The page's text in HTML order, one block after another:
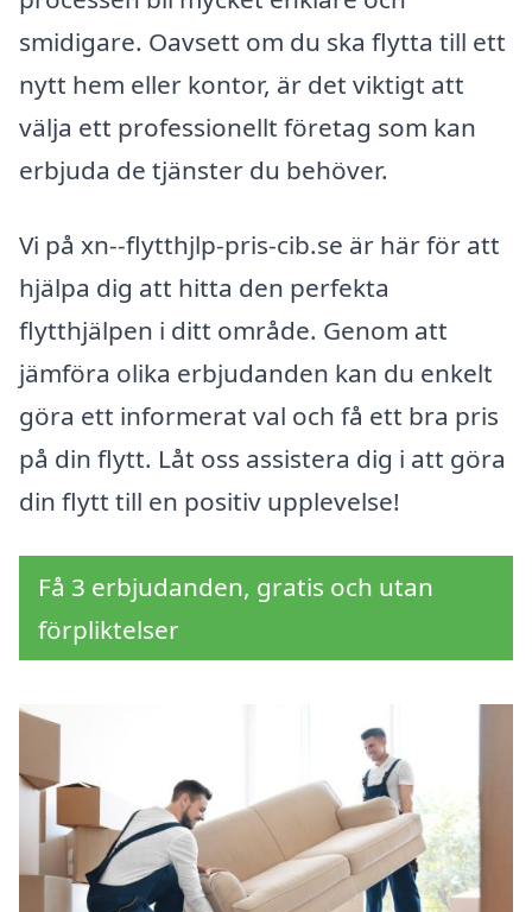
smidigare. Oavsett om du ska flytta till ett
nytt hem eller kontor, är det viktigt att
välja ett professionellt företag som kan
erbjuda de tjänster du behöver.
Vi på xn--flytthjlp-pris-cib.se är här för att
hjälpa dig att hitta den perfekta
flytthjälpen i ditt område. Genom att
jämföra olika erbjudanden kan du enkelt
göra ett informerat val och få ett bra pris
på din flytt. Låt oss assistera dig i att göra
din flytt till en positiv upplevelse!
Få 3 erbjudanden, gratis och utan
förpliktelser